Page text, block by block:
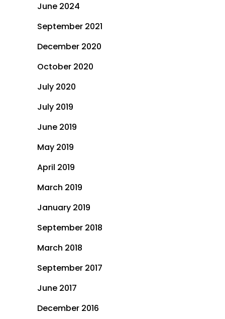
June 2024
September 2021
December 2020
October 2020
July 2020
July 2019
June 2019
May 2019
April 2019
March 2019
January 2019
September 2018
March 2018
September 2017
June 2017
December 2016